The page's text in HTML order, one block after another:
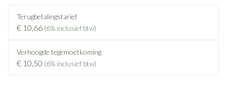
Terugbetalingstarief
€ 10,66 (6% inclusief btw)
Verhoogde tegemoetkoming
€ 10,50 (6% inclusief btw)